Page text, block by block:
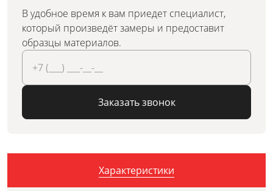
В удобное время к вам приедет специалист,
который произведёт замеры и предоставит
образцы материалов.
Заказать звонок
Характеристики